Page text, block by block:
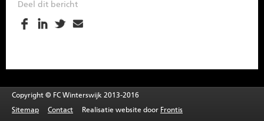
Deel dit bericht
Copyright © FC Winterswijk 2013-2016
Sitemap Contact Realisatie website door Frontis